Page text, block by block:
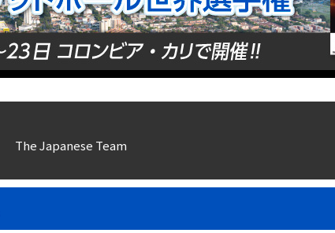
The Japanese Team